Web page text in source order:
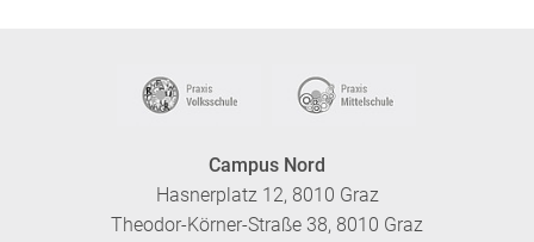
Campus Nord
Hasnerplatz 12, 8010 Graz
Theodor-Körner-Straße 38, 8010 Graz